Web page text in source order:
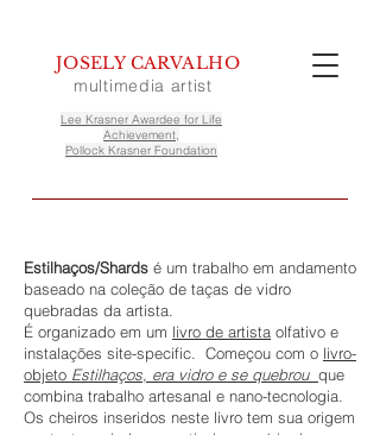
Lee Krasner Awardee for Life
Achievement,
Pollock Krasner Foundation
JOSELY CARVALHO
multimedia artist
Estilhaços/Shards é um trabalho em andamento
baseado na coleção de taças de vidro
quebradas da artista.
É organizado em um livro de artista olfativo e
instalações site-specific. Começou com o livro-
objeto Estilhaços, era vidro e se quebrou que
combina trabalho artesanal e nano-tecnologia.
Os cheiros inseridos neste livro tem sua origem